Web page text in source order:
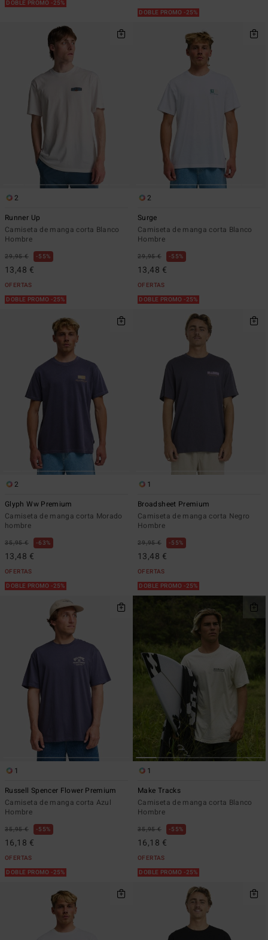
DOBLE PROMO -25%
DOBLE PROMO -25%
2
Runner Up
Camiseta de manga corta Blanco
Hombre
29,95 € 55%
13,48 €
OFERTAS
DOBLE PROMO -25%
2
Surge
Camiseta de manga corta Blanco
Hombre
29,95 € 55%
13,48 €
OFERTAS
DOBLE PROMO -25%
2
Glyph Ww Premium
Camiseta de manga corta Morado
hombre
35,95 € 63%
13,48 €
OFERTAS
DOBLE PROMO -25%
1
Broadsheet Premium
Camiseta de manga corta Negro
Hombre
29,95 € 55%
13,48 €
OFERTAS
DOBLE PROMO -25%
1
Russell Spencer Flower Premium
Camiseta de manga corta Azul
Hombre
35,95 € 55%
16,18 €
OFERTAS
DOBLE PROMO -25%
1
Make Tracks
Camiseta de manga corta Blanco
Hombre
35,95 € 55%
16,18 €
OFERTAS
DOBLE PROMO -25%